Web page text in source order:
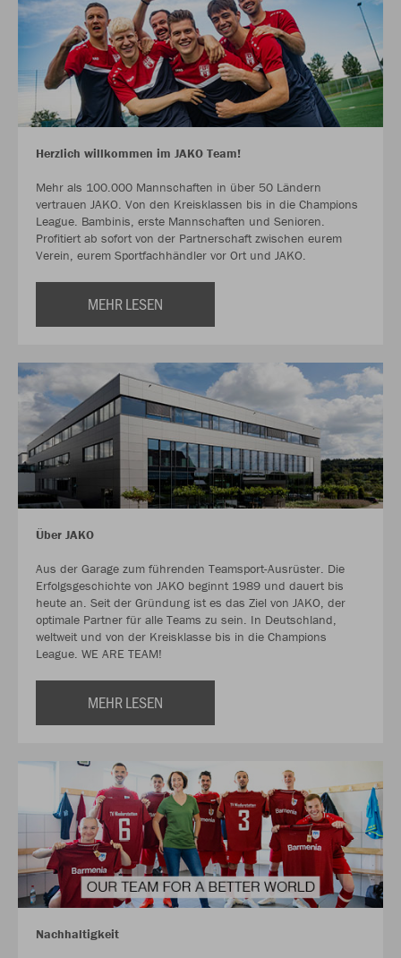
Herzlich willkommen im JAKO Team!
Mehr als 100.000 Mannschaften in über 50 Ländern
vertrauen JAKO. Von den Kreisklassen bis in die Champions
League. Bambinis, erste Mannschaften und Senioren.
Profitiert ab sofort von der Partnerschaft zwischen eurem
Verein, eurem Sportfachhändler vor Ort und JAKO.
MEHR LESEN
Über JAKO
Aus der Garage zum führenden Teamsport-Ausrüster. Die
Erfolgsgeschichte von JAKO beginnt 1989 und dauert bis
heute an. Seit der Gründung ist es das Ziel von JAKO, der
optimale Partner für alle Teams zu sein. In Deutschland,
weltweit und von der Kreisklasse bis in die Champions
League. WE ARE TEAM!
MEHR LESEN
Nachhaltigkeit